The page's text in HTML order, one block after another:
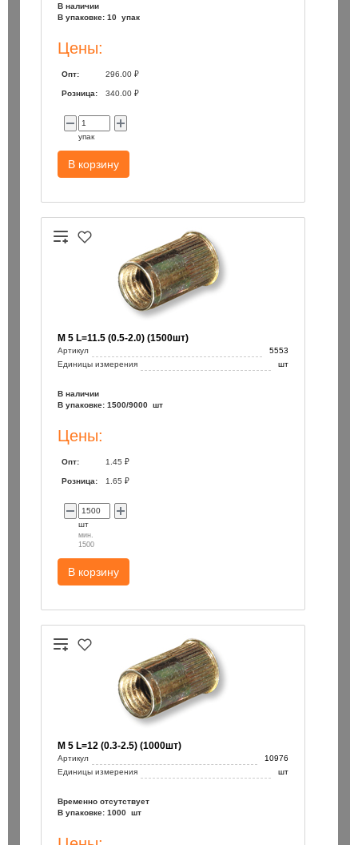
В наличии
В упаковке: 10 упак
Цены:
Опт: 296.00 ₽
Розница: 340.00 ₽
упак
В корзину
М 5 L=11.5 (0.5-2.0) (1500шт)
Артикул
5553
Единицы измерения
шт
В наличии
В упаковке: 1500/9000 шт
Цены:
Опт: 1.45 ₽
Розница: 1.65 ₽
шт
мин.
1500
В корзину
М 5 L=12 (0.3-2.5) (1000шт)
Артикул
10976
Единицы измерения
шт
Временно отсутствует
В упаковке: 1000 шт